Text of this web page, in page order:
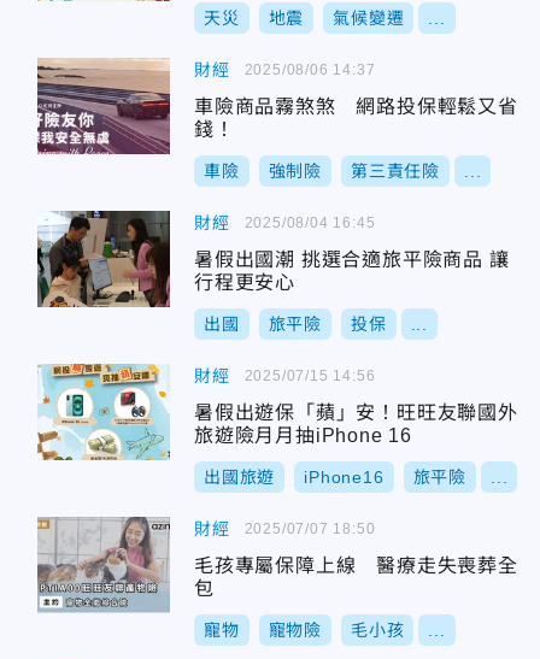
天災 地震 氣候變遷
財經
車險商品霧煞煞 網路投保輕鬆又省
錢！
車險 強制險 第三責任險
2025/08/06 14:37
財經
暑假出國潮 挑選合適旅平險商品 讓
行程更安心
出國 旅平險 投保
2025/08/04 16:45
財經
暑假出遊保「蘋」安！旺旺友聯國外
旅遊險月月抽iPhone 16
出國旅遊 iPhone16 旅平險
2025/07/15 14:56
財經
毛孩專屬保障上線 醫療走失喪葬全
包
寵物 寵物險 毛小孩
2025/07/07 18:50